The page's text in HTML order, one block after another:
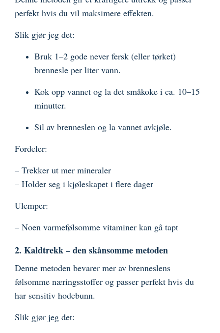
perfekt hvis du vil maksimere effekten.
Slik gjør jeg det:
Bruk 1–2 gode never fersk (eller tørket)
brennesle per liter vann.
Kok opp vannet og la det småkoke i ca. 10–15
minutter.
Sil av brenneslen og la vannet avkjøle.
Fordeler:
– Trekker ut mer mineraler
– Holder seg i kjøleskapet i flere dager
Ulemper:
– Noen varmefølsomme vitaminer kan gå tapt
2. Kaldtrekk – den skånsomme metoden
Denne metoden bevarer mer av brenneslens
følsomme næringsstoffer og passer perfekt hvis du
har sensitiv hodebunn.
Slik gjør jeg det: